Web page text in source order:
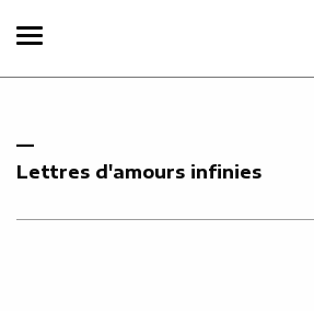
Lettres d'amours infinies